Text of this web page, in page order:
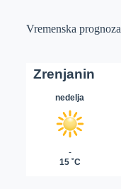
Vremenska prognoza